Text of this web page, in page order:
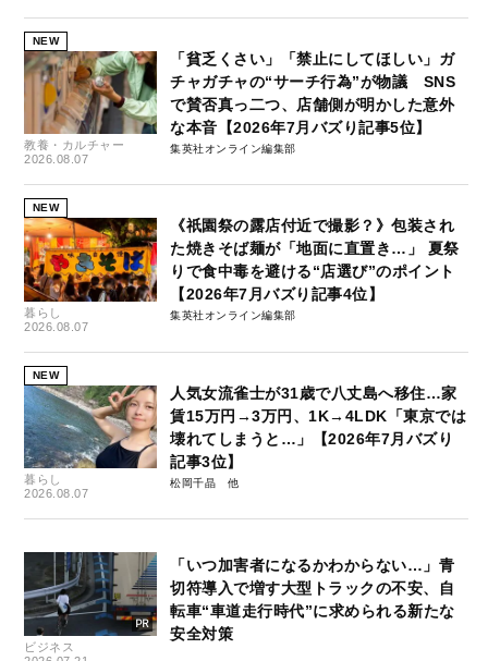
NEW
教養・カルチャー
2026.08.07
「貧乏くさい」「禁止にしてほしい」ガ
チャガチャの“サーチ行為”が物議 SNS
で賛否真っ二つ、店舗側が明かした意外
な本音【2026年7月バズり記事5位】
集英社オンライン編集部
NEW
暮らし
2026.08.07
《祇園祭の露店付近で撮影？》包装され
た焼きそば麺が「地面に直置き…」 夏祭
りで食中毒を避ける“店選び”のポイント
【2026年7月バズり記事4位】
集英社オンライン編集部
NEW
暮らし
2026.08.07
人気女流雀士が31歳で八丈島へ移住…家
賃15万円→3万円、1K→4LDK「東京では
壊れてしまうと…」【2026年7月バズり
記事3位】
松岡千晶
ビジネス
「いつ加害者になるかわからない…」青
切符導入で増す大型トラックの不安、自
転車“車道走行時代”に求められる新たな
安全対策